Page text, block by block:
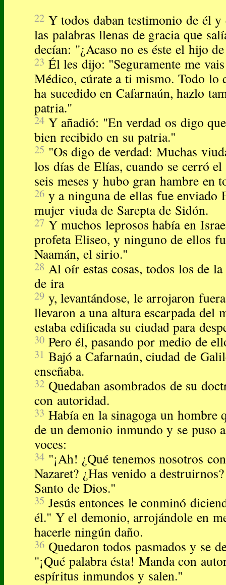
22 Y todos daban testimonio de él y
las palabras llenas de gracia que
decían: "¿Acaso no es éste el hijo
23 Él les dijo: "Seguramente me
Médico, cúrate a ti mismo. Todo lo
ha sucedido en Cafarnaún, hazlo
patria."
24 Y añadió: "En verdad os digo
bien recibido en su patria."
25 "Os digo de verdad: Muchas
los días de Elías, cuando se cerró
seis meses y hubo gran hambre en
26 y a ninguna de ellas fue enviado
mujer viuda de Sarepta de Sidón.
27 Y muchos leprosos había en
profeta Eliseo, y ninguno de ellos
Naamán, el sirio."
28 Al oír estas cosas, todos los de
de ira
29 y, levantándose, le arrojaron
llevaron a una altura escarpada del
estaba edificada su ciudad para
30 Pero él, pasando por medio de
31 Bajó a Cafarnaún, ciudad de
enseñaba.
32 Quedaban asombrados de su
con autoridad.
33 Había en la sinagoga un hombre
de un demonio inmundo y se puso
voces:
34 "¡Ah! ¿Qué tenemos nosotros
Nazaret? ¿Has venido a
Santo de Dios."
35 Jesús entonces le conminó
él." Y el demonio, arrojándole en
hacerle ningún daño.
36 Quedaron todos pasmados y se
"¡Qué palabra ésta! Manda con
espíritus inmundos y salen."